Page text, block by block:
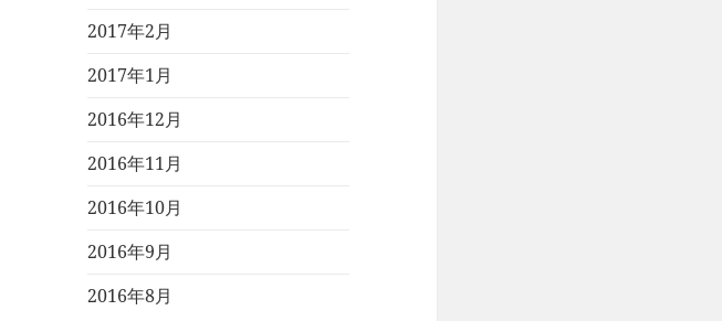
2017年2月
2017年1月
2016年12月
2016年11月
2016年10月
2016年9月
2016年8月